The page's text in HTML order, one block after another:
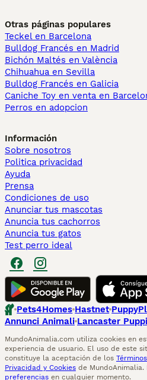
Otras páginas populares
Teckel en Barcelona
Bulldog Francés en Madrid
Bichón Maltés en València
Chihuahua en Sevilla
Bulldog Francés en Galicia
Caniche Toy en venta en
Perros en adopcion
Información
Sobre nosotros
Politica privacidad
Ayuda
Prensa
Condiciones de uso
Anunciar tus mascotas
Anuncia tus cachorros
Anuncia tus gatos
Test perro ideal
Pets4Homes Hastnet
Annunci Animali Lancaster
MundoAnimalia.com utiliza cookies en
experiencia de usuario. El uso de este
constituye la aceptación de los
Privacidad y Cookies de MundoAnimalia.
preferencias en cualquier momento.